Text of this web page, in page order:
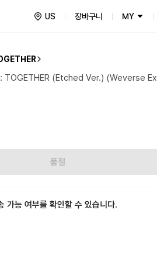
US 장바구니 MY
(Etched Ver.) (Weverse Ex
품절
가능 여부를 확인할 수 있습니다.